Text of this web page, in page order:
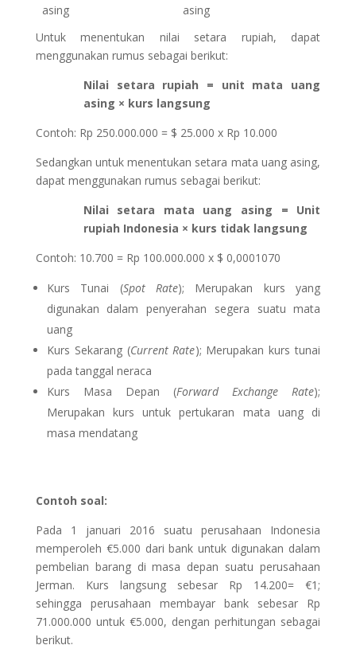
asing
asing
Untuk menentukan nilai setara rupiah, dapat
menggunakan rumus sebagai berikut:
Nilai setara rupiah = unit mata uang
asing × kurs langsung
Contoh: Rp 250.000.000 = $ 25.000 x Rp 10.000
Sedangkan untuk menentukan setara mata uang asing,
dapat menggunakan rumus sebagai berikut:
Nilai setara mata uang asing = Unit
rupiah Indonesia × kurs tidak langsung
Contoh: 10.700 = Rp 100.000.000 x $ 0,0001070
Kurs Tunai (Spot Rate); Merupakan kurs yang
digunakan dalam penyerahan segera suatu mata
uang
Kurs Sekarang (Current Rate); Merupakan kurs tunai
pada tanggal neraca
Kurs Masa Depan (Forward Exchange Rate);
Merupakan kurs untuk pertukaran mata uang di
masa mendatang
Contoh soal:
Pada 1 januari 2016 suatu perusahaan Indonesia
memperoleh €5.000 dari bank untuk digunakan dalam
pembelian barang di masa depan suatu perusahaan
Jerman. Kurs langsung sebesar Rp 14.200= €1;
sehingga perusahaan membayar bank sebesar Rp
71.000.000 untuk €5.000, dengan perhitungan sebagai
berikut.